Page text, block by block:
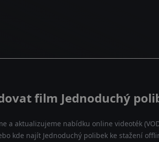
film Jednoduchý
a aktualizujeme nabídku online videoték
kde najít Jednoduchý polibek ke stažení